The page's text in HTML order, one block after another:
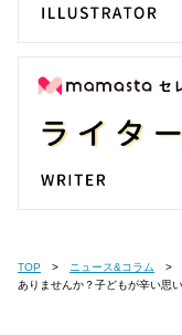
TOP ニュース&コラム
ありませんか？子どもが辛い思